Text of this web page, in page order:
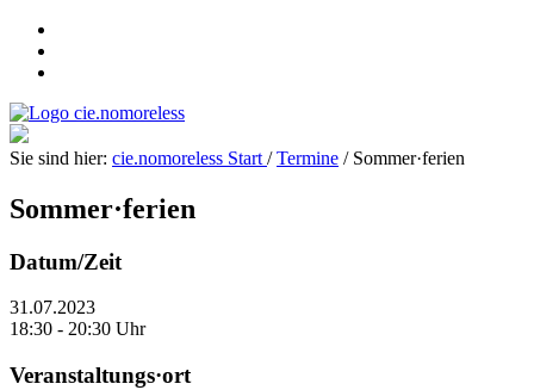
Sie sind hier: cie.nomoreless Start /Termine / Sommer·ferien
Sommer·ferien
Datum/Zeit
31.07.2023
18:30 - 20:30 Uhr
Veranstaltungs·ort